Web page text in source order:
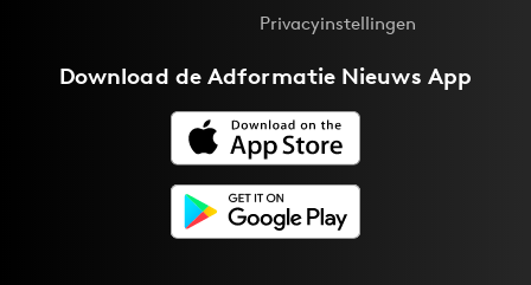
Privacyinstellingen
Download deAdformatie Nieuws App